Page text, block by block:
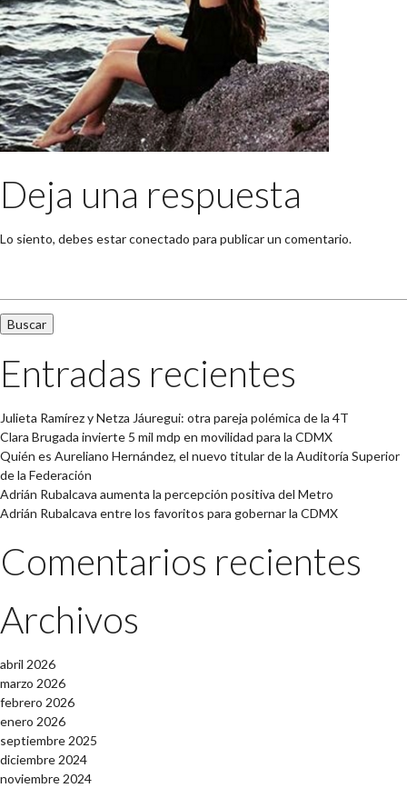
Deja una respuesta
Lo siento, debes estarconectado para publicar un comentario.
Entradas recientes
Julieta Ramírez y Netza Jáuregui: otra pareja polémica de la 4T
Clara Brugada invierte 5 mil mdp en movilidad para la CDMX
Quién es Aureliano Hernández, el nuevo titular de la Auditoría Superior
de la Federación
Adrián Rubalcava aumenta la percepción positiva del Metro
Adrián Rubalcava entre los favoritos para gobernar la CDMX
Comentarios recientes
Archivos
abril 2026
marzo 2026
febrero 2026
enero 2026
septiembre 2025
diciembre 2024
noviembre 2024